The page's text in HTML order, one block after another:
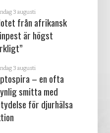
3 augusti
från afrikansk
är högst
3 augusti
– en ofta
smitta med
för djurhälsa